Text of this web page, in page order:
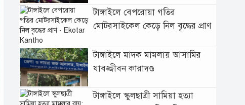
টাঙ্গাইলে বেপরোয়া গতির
মোটরসাইকেল কেড়ে নিল বৃদ্ধের প্রাণ
টাঙ্গাইলে মাদক মামলায় আসামির
যাবজ্জীবন কারাদণ্ড
টাঙ্গাইলে স্কুলছাত্রী সামিয়া হত্যা